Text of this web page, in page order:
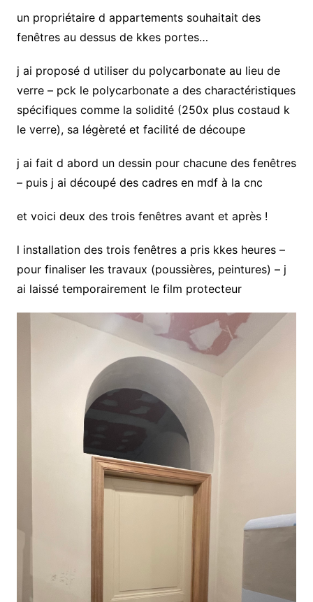
un propriétaire d appartements souhaitait des
fenêtres au dessus de kkes portes…
j ai proposé d utiliser du polycarbonate au lieu de
verre – pck le polycarbonate a des charactéristiques
spécifiques comme la solidité (250x plus costaud k
le verre), sa légèreté et facilité de découpe
j ai fait d abord un dessin pour chacune des fenêtres
– puis j ai découpé des cadres en mdf à la cnc
et voici deux des trois fenêtres avant et après !
l installation des trois fenêtres a pris kkes heures –
pour finaliser les travaux (poussières, peintures) – j
ai laissé temporairement le film protecteur